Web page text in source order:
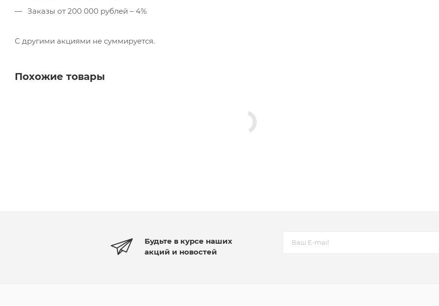
Заказы от 200 000 рублей – 4%
С другими акциями не суммируется.
Похожие товары
Будьте в курсе наших
акций и новостей